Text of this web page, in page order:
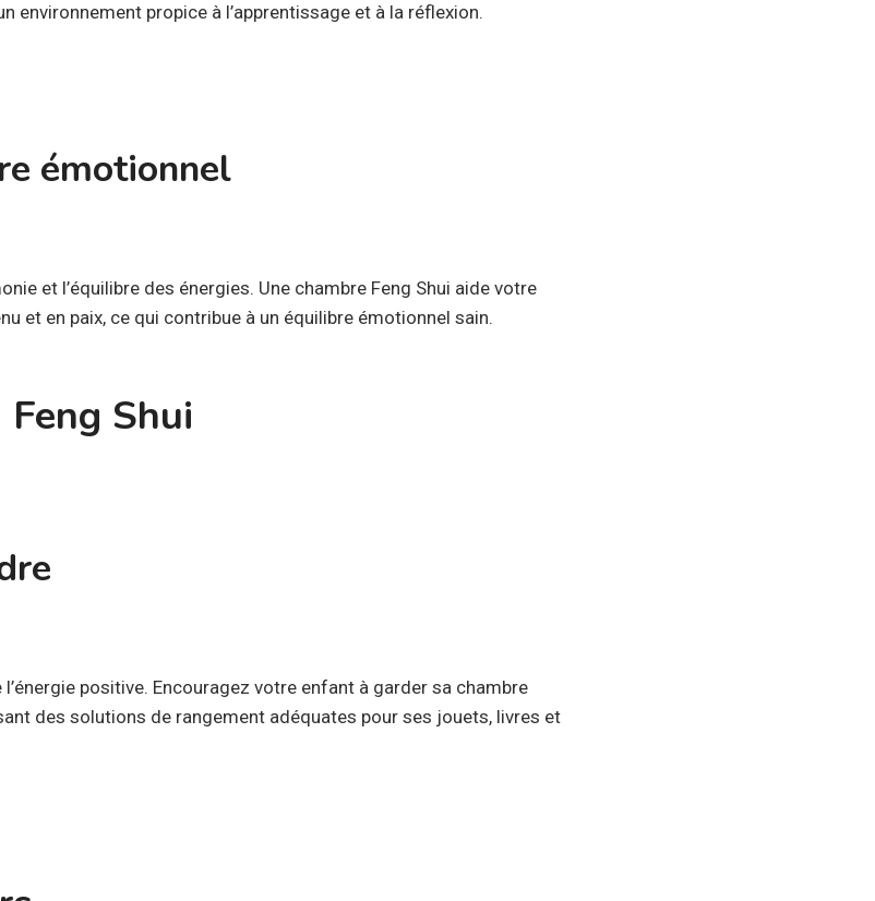
environnement propice à l’apprentissage et à la réflexion.
émotionnel
et l’équilibre des énergies. Une chambre Feng Shui aide votre
et en paix, ce qui contribue à un équilibre émotionnel sain.
Shui
positive. Encouragez votre enfant à garder sa chambre
des solutions de rangement adéquates pour ses jouets, livres et